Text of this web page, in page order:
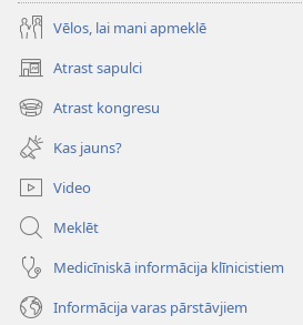
Vēlos, lai mani apmeklē
Atrast sapulci
(opens
new
window)
Atrast kongresu
(opens
new
window)
Kas jauns?
Video
Meklēt
Medicīniskā informācija klīnicistiem
Informācija varas pārstāvjiem